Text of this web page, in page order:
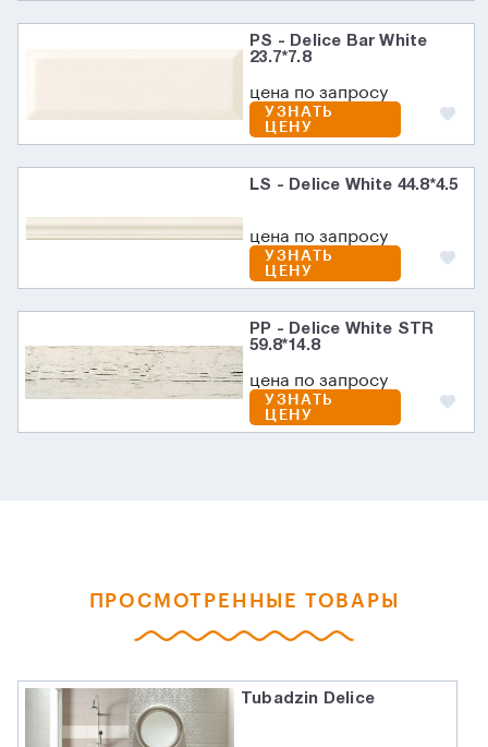
PS - Delice Bar White
23.7*7.8
цена по запросу
УЗНАТЬ
ЦЕНУ
LS - Delice White 44.8*4.5
цена по запросу
УЗНАТЬ
ЦЕНУ
PP - Delice White STR
59.8*14.8
цена по запросу
УЗНАТЬ
ЦЕНУ
ПРОСМОТРЕННЫЕ ТОВАРЫ
Tubadzin Delice